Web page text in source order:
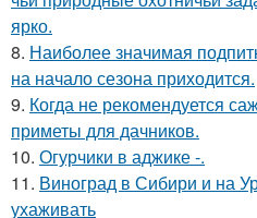
ярко.
8. Наиболее значимая
на начало сезона приходится.
9. Когда не рекомендуется
приметы для дачников.
10. Огурчики в аджике -.
11. Виноград в Сибири и на
ухаживать